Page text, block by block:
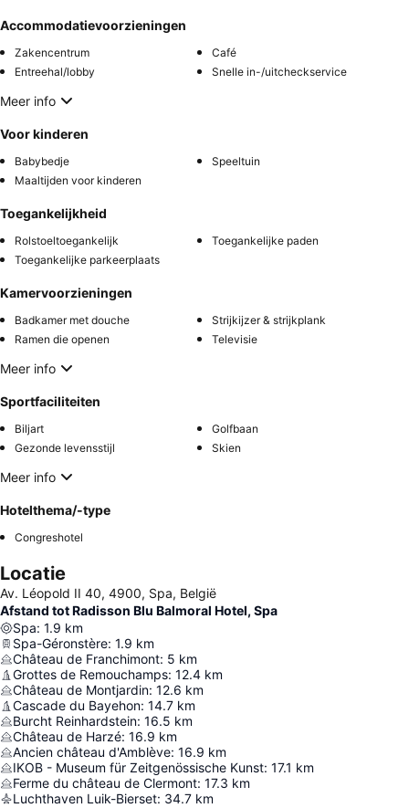
Accommodatievoorzieningen
Zakencentrum
Café
Entreehal/lobby
Snelle in-/uitcheckservice
Meer info
Voor kinderen
Babybedje
Speeltuin
Maaltijden voor kinderen
Toegankelijkheid
Rolstoeltoegankelijk
Toegankelijke paden
Toegankelijke parkeerplaats
Kamervoorzieningen
Badkamer met douche
Strijkijzer & strijkplank
Ramen die openen
Televisie
Meer info
Sportfaciliteiten
Biljart
Golfbaan
Gezonde levensstijl
Skien
Meer info
Hotelthema/-type
Congreshotel
Locatie
Av. Léopold II 40, 4900, Spa, België
Afstand tot Radisson Blu Balmoral Hotel, Spa
Spa: 1.9 km
Spa-Géronstère: 1.9 km
Château de Franchimont: 5 km
Grottes de Remouchamps: 12.4 km
Château de Montjardin: 12.6 km
Cascade du Bayehon: 14.7 km
Burcht Reinhardstein: 16.5 km
Château de Harzé: 16.9 km
Ancien château d'Amblève: 16.9 km
IKOB - Museum für Zeitgenössische Kunst: 17.1 km
Ferme du château de Clermont: 17.3 km
Luchthaven Luik-Bierset: 34.7 km